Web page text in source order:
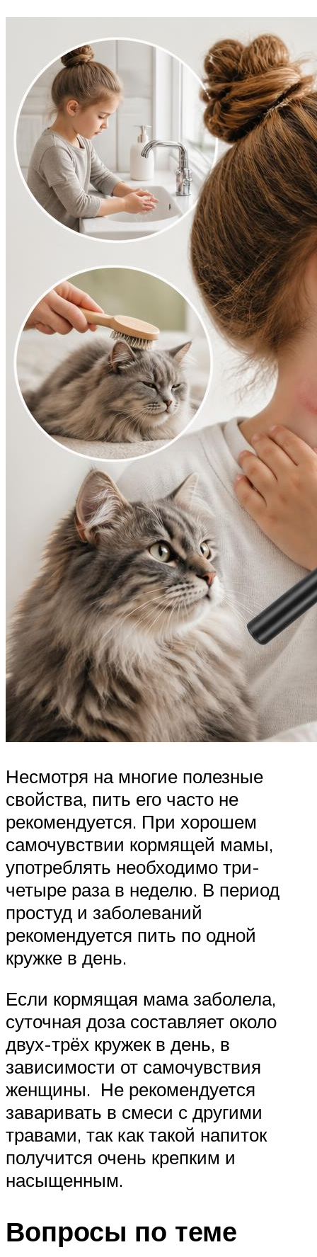
Несмотря на многие полезные
свойства, пить его часто не
рекомендуется. При хорошем
самочувствии кормящей мамы,
употреблять необходимо три-
четыре раза в неделю. В период
простуд и заболеваний
рекомендуется пить по одной
кружке в день.
Если кормящая мама заболела,
суточная доза составляет около
двух-трёх кружек в день, в
зависимости от самочувствия
женщины. Не рекомендуется
заваривать в смеси с другими
травами, так как такой напиток
получится очень крепким и
насыщенным.
Вопросы по теме